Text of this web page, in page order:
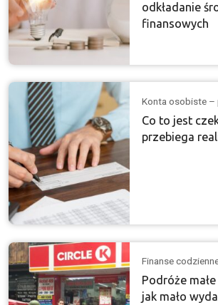
odkładanie
finansowych
Konta osobiste –
Co to jest
przebiega
Finanse
Podróże
jak mało